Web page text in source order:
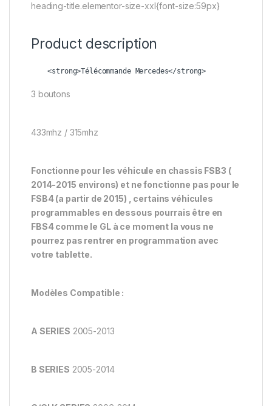
heading-title.elementor-size-xxl{font-size:59px}
Product description
3 boutons
433mhz / 315mhz
Fonctionne pour les véhicule en chassis FSB3 (
2014-2015 environs) et ne fonctionne pas pour le
FSB4 (a partir de 2015) , certains véhicules
programmables en dessous pourrais être en
FBS4 comme le GL à ce moment la vous ne
pourrez pas rentrer en programmation avec
votre tablette.
Modèles Compatible :
A SERIES 2005-2013
B SERIES 2005-2014